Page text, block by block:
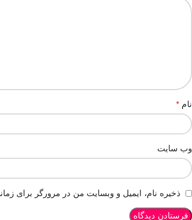
نام *
وب‌ سایت
ذخیره نام، ایمیل و وبسایت من در مرورگر برای